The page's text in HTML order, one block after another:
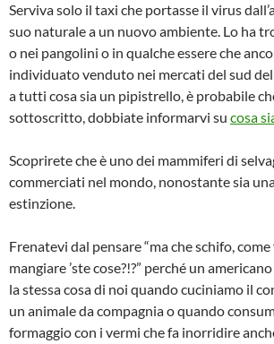
Serviva solo il taxi che portasse il virus
suo naturale a un nuovo ambiente. Lo ha
o nei pangolini o in qualche essere che
individuato venduto nei mercati del sud
a tutti cosa sia un pipistrello, è probabile
sottoscritto, dobbiate informarvi su cosa
Scoprirete che è uno dei mammiferi di
commerciati nel mondo, nonostante sia
estinzione.
Frenatevi dal pensare “ma che schifo,
mangiare ’ste cose?!?” perché un
la stessa cosa di noi quando cuciniamo il
un animale da compagnia o quando
formaggio con i vermi che fa inorridire